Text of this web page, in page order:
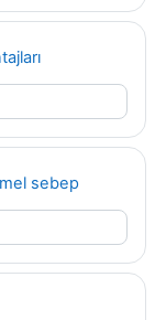
Page
sebepPage